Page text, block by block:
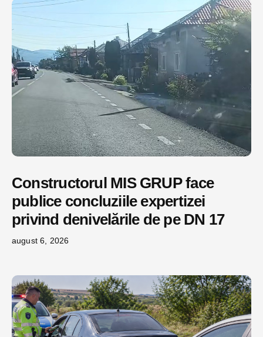
Constructorul MIS GRUP face
publice concluziile expertizei
privind denivelările de pe DN 17
august 6, 2026